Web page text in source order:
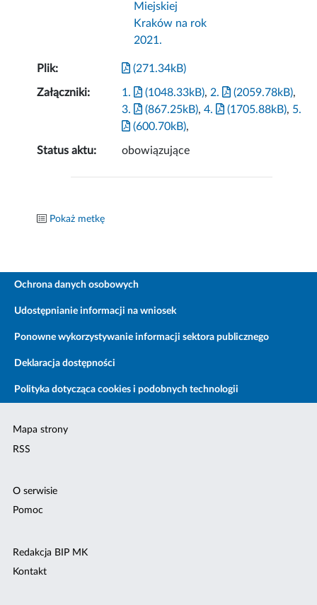
Miejskiej
Kraków na rok
2021.
Plik: (271.34kB)
Załączniki: 1. (1048.33kB), 2. (2059.78kB),
3.
(867.25kB),4. (1705.88kB), 5.
(600.70kB),
Status aktu: obowiązujące
Pokaż metkę
Ochrona danych osobowych
Udostępnianie informacji na wniosek
Ponowne wykorzystywanie informacji sektora publicznego
Deklaracja dostępności
Polityka dotycząca cookies i podobnych technologii
Mapa strony
RSS
O serwisie
Pomoc
Redakcja BIP MK
Kontakt